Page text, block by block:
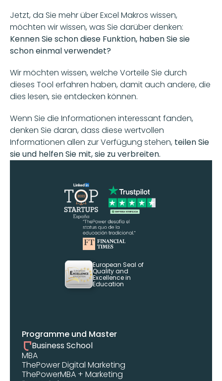
Jetzt, da Sie mehr über Excel Makros wissen,
Kennen Sie schon diese Funktion, haben Sie sie
schon einmal verwendet?
Wir möchten wissen, welche Vorteile Sie durch
dieses Tool erfahren haben, damit auch andere, die
dies lesen, sie entdecken können.
Wenn Sie die Informationen interessant fanden,
denken Sie daran, dass diese wertvollen
Informationen allen zur Verfügung stehen, teilen Sie
sie und helfen Sie mit, sie zu verbreiten.
European Seal of
Quality and
Excellence in
Education
Programme und Master
Business School
MBA
ThePower Digital Marketing
ThePowerMBA + Marketing